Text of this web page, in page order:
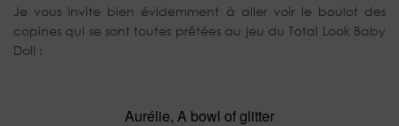
Je vous invite bien évidemment à aller voir le boulot des
copines qui se sont toutes prêtées au jeu du Total Look Baby
Doll :
Aurélie, A bowl of glitter